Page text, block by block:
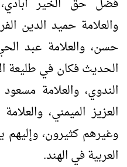
والعلامة حميد الدين
حسن، والعلامة عبد
الحديث فكان في طليعة
الندوي، والعلامة
العزيز الميمني،
وغيرهم كثيرون،
العربية في الهند.